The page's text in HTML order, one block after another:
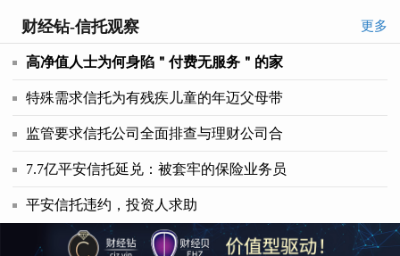
财经钻-信托观察 更多
高净值人士为何身陷＂付费无服务＂的家
特殊需求信托为有残疾儿童的年迈父母带
监管要求信托公司全面排查与理财公司合
7.7亿平安信托延兑：被套牢的保险业务员
平安信托违约，投资人求助